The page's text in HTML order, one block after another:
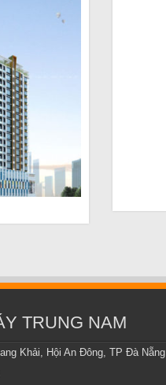
TRUNG NAM
Khải, Hội An Đông, TP Đà Nẵng